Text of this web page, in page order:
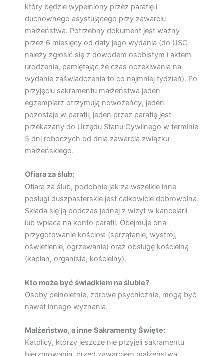
który będzie wypełniony przez parafię i
duchownego asystującego przy zawarciu
małżeństwa. Potrzebny dokument jest ważny
przez 6 miesięcy od daty jego wydania (do USC
należy zgłosić się z dowodem osobistym i aktem
urodzenia, pamiętając że czas oczekiwania na
wydanie zaświadczenia to co najmniej tydzień). Po
przyjęciu sakramentu małżeństwa jeden
egzemplarz otrzymują nowożeńcy, jeden
pozostaje w parafii, jeden przez parafię jest
przekazany do Urzędu Stanu Cywilnego w terminie
5 dni roboczych od dnia zawarcia związku
małżeńskiego.
Ofiara za ślub:
Ofiara za ślub, podobnie jak za wszelkie inne
posługi duszpasterskie jest całkowicie dobrowolna.
Składa się ją podczas jednej z wizyt w kancelarii
lub wpłaca na konto parafii. Obejmuje ona
przygotowanie kościoła (sprzątanie, wystrój,
oświetlenie, ogrzewanie) oraz obsługę kościelną
(kapłan, organista, kościelny).
Kto może być świadkiem na ślubie?
Osoby pełnoletnie, zdrowe psychicznie, mogą być
nawet innego wyznania.
Małżeństwo, a inne Sakramenty Święte:
Katolicy, którzy jeszcze nie przyjęli sakramentu